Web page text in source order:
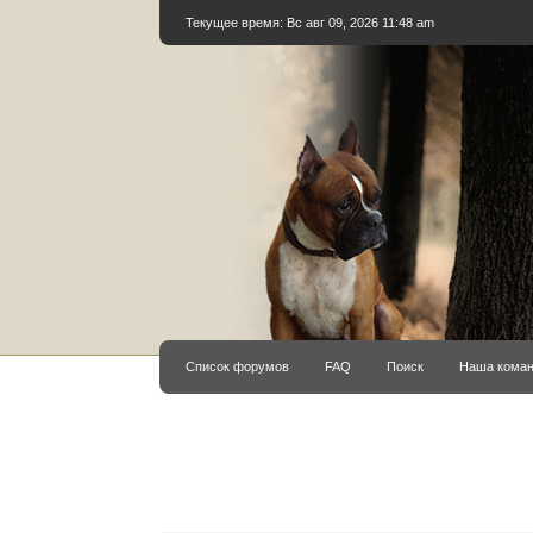
Текущее время: Вс авг 09, 2026 11:48 am
Список форумов FAQ Поиск Наша